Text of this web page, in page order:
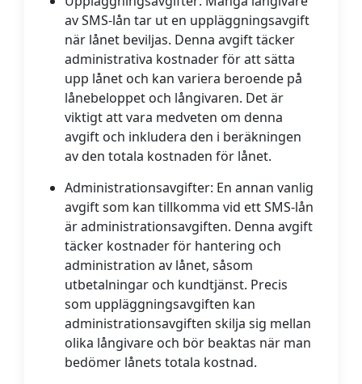
av SMS-lån tar ut en uppläggningsavgift
när lånet beviljas. Denna avgift täcker
administrativa kostnader för att sätta
upp lånet och kan variera beroende på
lånebeloppet och långivaren. Det är
viktigt att vara medveten om denna
avgift och inkludera den i beräkningen
av den totala kostnaden för lånet.
Administrationsavgifter: En annan vanlig
avgift som kan tillkomma vid ett SMS-lån
är administrationsavgiften. Denna avgift
täcker kostnader för hantering och
administration av lånet, såsom
utbetalningar och kundtjänst. Precis
som uppläggningsavgiften kan
administrationsavgiften skilja sig mellan
olika långivare och bör beaktas när man
bedömer lånets totala kostnad.